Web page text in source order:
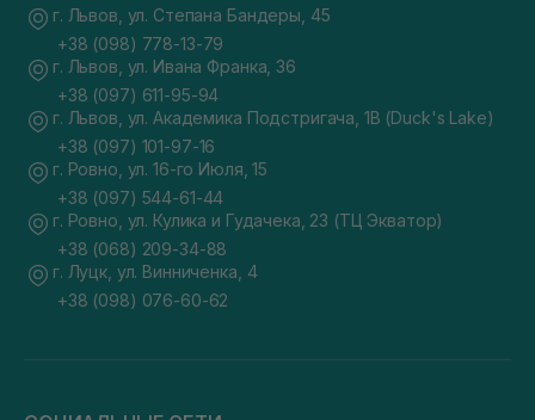
г. Львов, ул. Степана Бандеры, 45
+38 (098) 778-13-79
г. Львов, ул. Ивана Франка, 36
+38 (097) 611-95-94
г. Львов, ул. Академика Подстригача, 1В (Duck's Lake)
+38 (097) 101-97-16
г. Ровно, ул. 16-го Июля, 15
+38 (097) 544-61-44
г. Ровно, ул. Кулика и Гудачека, 23 (ТЦ Экватор)
+38 (068) 209-34-88
г. Луцк, ул. Винниченка, 4
+38 (098) 076-60-62